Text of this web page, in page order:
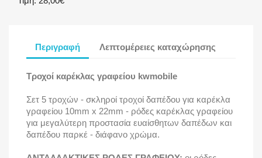
Περιγραφή Λεπτομέρειες καταχώρησης
Τροχοί καρέκλας γραφείου kwmobile
Σετ 5 τροχών - σκληροί τροχοί δαπέδου για καρέκλα
γραφείου 10mm x 22mm - ρόδες καρέκλας γραφείου
για μεγαλύτερη προστασία ευαίσθητων δαπέδων και
δαπέδου παρκέ - διάφανο χρώμα.